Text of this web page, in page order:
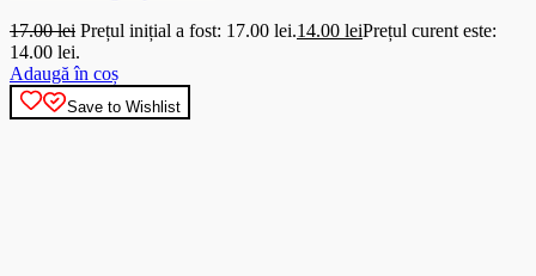
17.00lei Prețul inițial a fost: 17.00 lei.14.00 leiPrețul curent este:
14.00 lei.
Adaugă în coș
Save to Wishlist